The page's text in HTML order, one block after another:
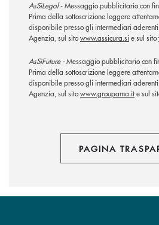
AsSìLegal- Messaggio pubblicitario con
Prima della sottoscrizione leggere
disponibile presso gli intermediari
Agenzia, sul sitowww.assicura.sie sul sito
AsSìFuture -Messaggio pubblicitario con
Prima della sottoscrizione leggere
disponibile presso gli intermediari
Agenzia, sul sitowww.groupama.ite sul
PAGINA